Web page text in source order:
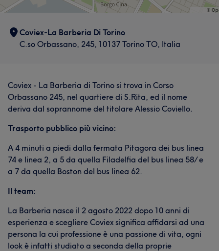
Coviex-La Barberia Di Torino
C.so Orbassano, 245, 10137 Torino TO, Italia
Coviex - La Barberia di Torino si trova in Corso
Orbassano 245, nel quartiere di S.Rita, ed il nome
deriva dal soprannome del titolare Alessio Coviello.
Trasporto pubblico più vicino:
A 4 minuti a piedi dalla fermata Pitagora dei bus linea
74 e linea 2, a 5 da quella Filadelfia del bus linea 58/ e
a 7 da quella Boston del bus linea 62.
Il team:
La Barberia nasce il 2 agosto 2022 dopo 10 anni di
esperienza e scegliere Coviex significa affidarsi ad una
persona la cui professione è una passione di vita, ogni
look è infatti studiato a seconda della proprie